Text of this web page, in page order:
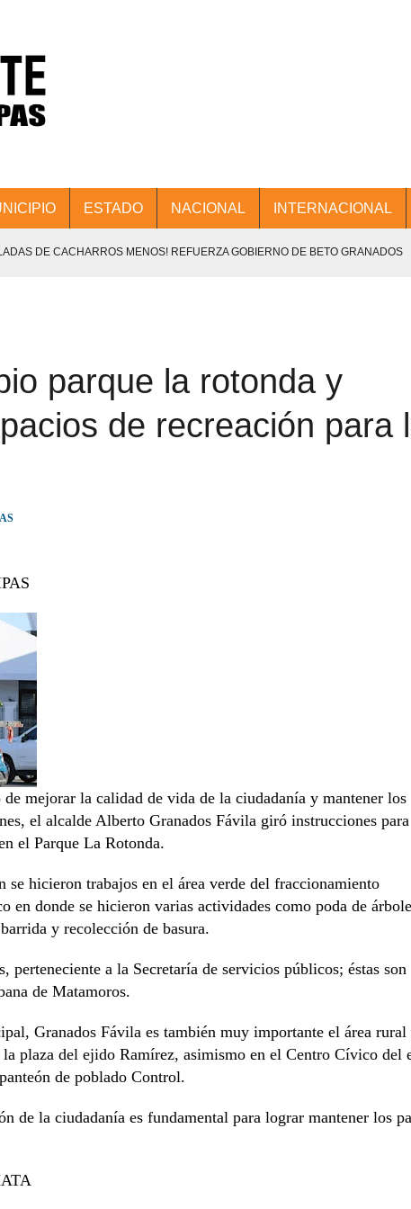
ESTADO NACIONAL INTERNACIONAL
DE CACHARROS MENOS! REFUERZA GOBIERNO DE BETO GRANADOS
ENCABEZA BETO GRANADOS MESA DE TRABAJO CON
EL ENCANTO DE LAS PLAYAS DEL GOLFO DE MÉXICO.
parque la rotonda y
de recreación para
mejorar la calidad de vida de la ciudadanía y mantener los
el alcalde Alberto Granados Fávila giró instrucciones para
el Parque La Rotonda.
se hicieron trabajos en el área verde del fraccionamiento
en donde se hicieron varias actividades como poda de
y recolección de basura.
perteneciente a la Secretaría de servicios públicos; éstas son
de Matamoros.
Granados Fávila es también muy importante el área
plaza del ejido Ramírez, asimismo en el Centro Cívico del
de poblado Control.
de la ciudadanía es fundamental para lograr mantener los